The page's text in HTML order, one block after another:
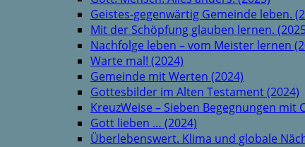
Geistes-gegenwärtig Gemeinde leben.
Mit der Schöpfung glauben lernen.
Nachfolge leben – vom Meister lernen
Warte mal! (2024)
Gemeinde mit Werten (2024)
Gottesbilder im Alten Testament (2024)
KreuzWeise – Sieben Begegnungen mit
Gott lieben … (2024)
Überlebenswert. Klima und globale